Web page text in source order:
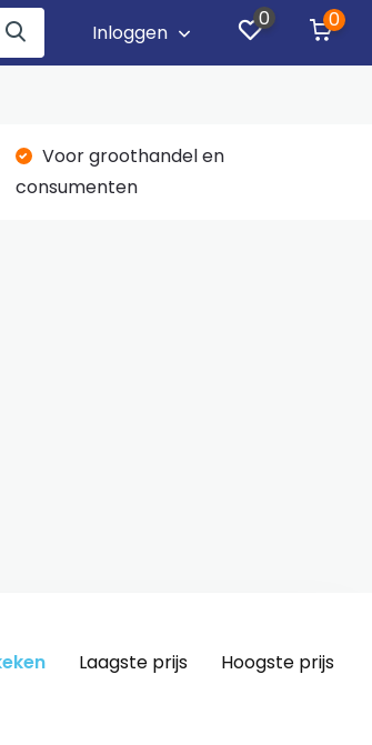
Inloggen
0 0
Voor groothandel en
consumenten
Laagste prijs Hoogste prijs